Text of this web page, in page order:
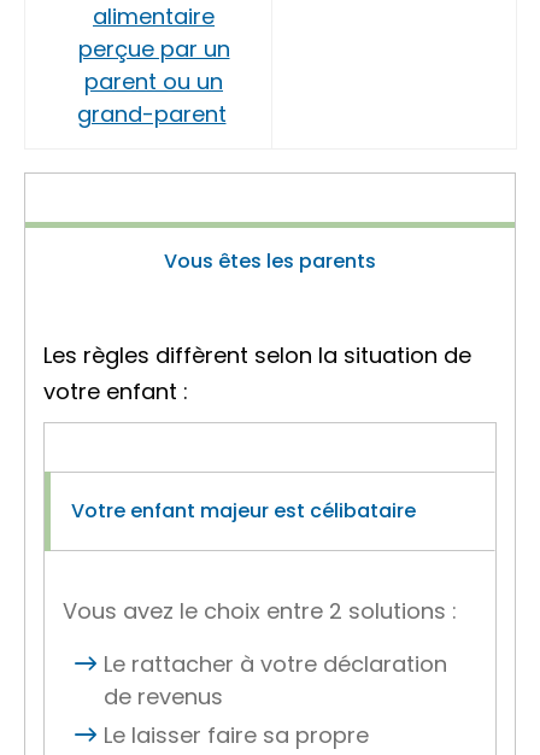
alimentaire
perçue par un
parent ou un
grand-parent
Vous êtes les parents
Les règles diffèrent selon la situation de
votre enfant :
Votre enfant majeur est célibataire
Vous avez le choix entre 2 solutions :
Le rattacher à votre déclaration
de revenus
Le laisser faire sa propre